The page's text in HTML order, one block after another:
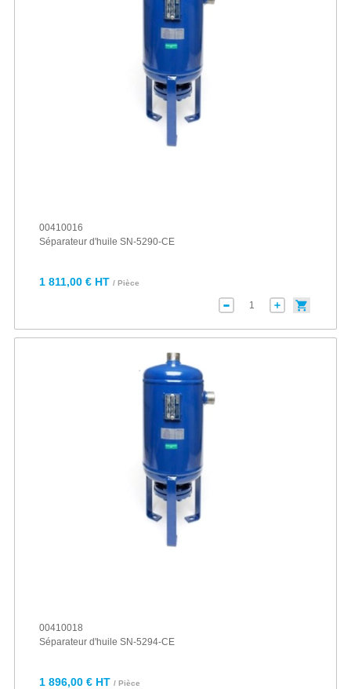
00410016
Séparateur d'huile SN-5290-CE
1 811,00 € HT / Pièce
00410018
Séparateur d'huile SN-5294-CE
1 896,00 € HT / Pièce